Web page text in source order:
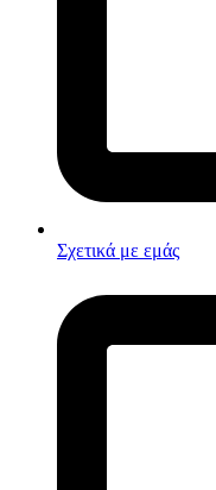
Σχετικά με εμάς